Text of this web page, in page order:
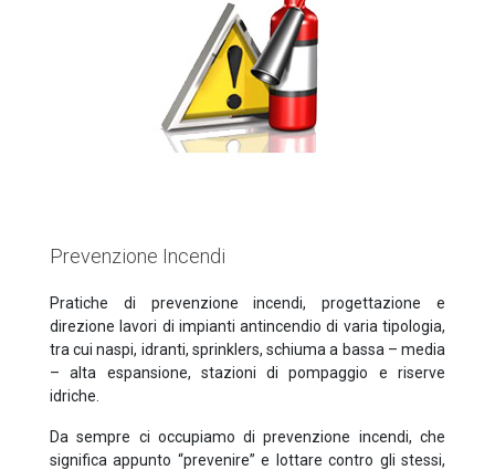
Prevenzione Incendi
Pratiche di prevenzione incendi, progettazione e
direzione lavori di impianti antincendio di varia tipologia,
tra cui naspi, idranti, sprinklers, schiuma a bassa – media
– alta espansione, stazioni di pompaggio e riserve
idriche.
Da sempre ci occupiamo di prevenzione incendi, che
significa appunto “prevenire” e lottare contro gli stessi,